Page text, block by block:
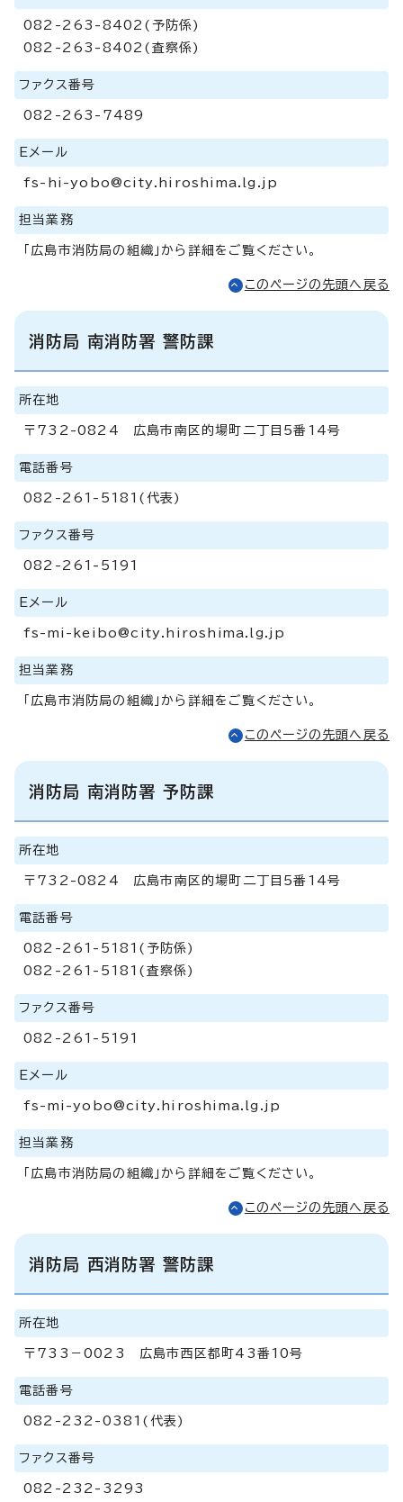
082-263-8402(予防係)
082-263-8402(査察係)
ファクス番号
082-263-7489
Eメール
fs-hi-yobo@city.hiroshima.lg.jp
担当業務
「広島市消防局の組織」から詳細をご覧ください。
このページの先頭へ戻る
消防局 南消防署 警防課
所在地
〒732-0824 広島市南区的場町二丁目5番14号
電話番号
082-261-5181(代表)
ファクス番号
082-261-5191
Eメール
fs-mi-keibo@city.hiroshima.lg.jp
担当業務
「広島市消防局の組織」から詳細をご覧ください。
このページの先頭へ戻る
消防局 南消防署 予防課
所在地
〒732-0824 広島市南区的場町二丁目5番14号
電話番号
082-261-5181(予防係)
082-261-5181(査察係)
ファクス番号
082-261-5191
Eメール
fs-mi-yobo@city.hiroshima.lg.jp
担当業務
「広島市消防局の組織」から詳細をご覧ください。
このページの先頭へ戻る
消防局 西消防署 警防課
所在地
〒733－0023 広島市西区都町43番10号
電話番号
082-232-0381(代表)
ファクス番号
082-232-3293